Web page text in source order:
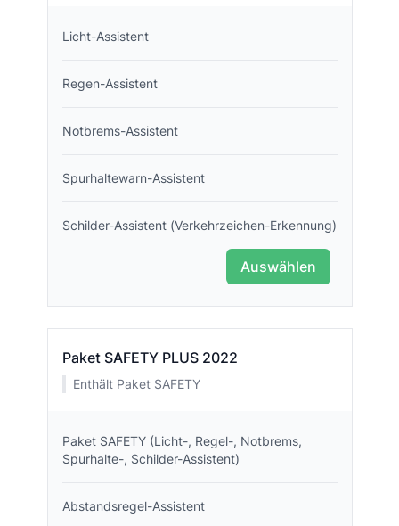
Licht-Assistent
Regen-Assistent
Notbrems-Assistent
Spurhaltewarn-Assistent
Schilder-Assistent (Verkehrzeichen-Erkennung)
Auswählen
Paket SAFETY PLUS 2022
Enthält Paket SAFETY
Paket SAFETY (Licht-, Regel-, Notbrems,
Spurhalte-, Schilder-Assistent)
Abstandsregel-Assistent